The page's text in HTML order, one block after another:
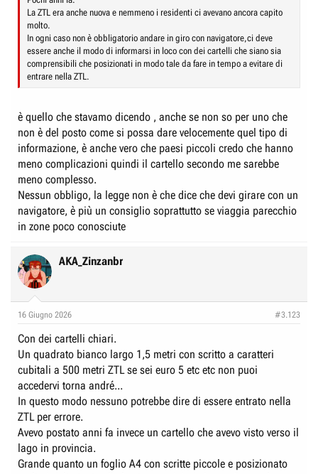
La ZTL era anche nuova e nemmeno i residenti ci avevano ancora capito
molto.
In ogni caso non è obbligatorio andare in giro con navigatore,ci deve
essere anche il modo di informarsi in loco con dei cartelli che siano sia
comprensibili che posizionati in modo tale da fare in tempo a evitare di
entrare nella ZTL.
è quello che stavamo dicendo , anche se non so per uno che
non è del posto come si possa dare velocemente quel tipo di
informazione, è anche vero che paesi piccoli credo che hanno
meno complicazioni quindi il cartello secondo me sarebbe
meno complesso.
Nessun obbligo, la legge non è che dice che devi girare con un
navigatore, è più un consiglio soprattutto se viaggia parecchio
in zone poco conosciute
AKA_Zinzanbr
16 Giugno 2026 #3.123
Con dei cartelli chiari.
Un quadrato bianco largo 1,5 metri con scritto a caratteri
cubitali a 500 metri ZTL se sei euro 5 etc etc non puoi
accedervi torna andré...
In questo modo nessuno potrebbe dire di essere entrato nella
ZTL per errore.
Avevo postato anni fa invece un cartello che avevo visto verso il
lago in provincia.
Grande quanto un foglio A4 con scritte piccole e posizionato